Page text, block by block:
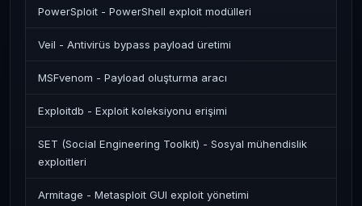
PowerSploit - PowerShell exploit modülleri
Veil - Antivirüs bypass payload üretimi
MSFvenom - Payload oluşturma aracı
Exploitdb - Exploit koleksiyonu erişimi
SET (Social Engineering Toolkit) - Sosyal mühendislik
exploitleri
Armitage - Metasploit GUI exploit yönetimi